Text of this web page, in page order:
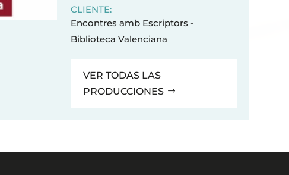
CLIENTE:
Encontres amb Escriptors -
Biblioteca Valenciana
VER TODAS LAS
PRODUCCIONES